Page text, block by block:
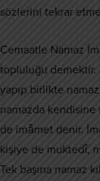
sözlerini tekrar
Cemaatle Namaz
topluluğu demektir.
yapıp birlikte
namazda
de imâmet denir.
kişiye de muktedî,
Tek başına namaz